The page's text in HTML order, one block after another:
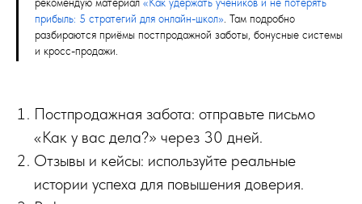
прибыль: 5 стратегий для онлайн-школ» . Там подробно
разбираются приёмы постпродажной заботы, бонусные системы
и кросс-продажи.
Постпродажная забота: отправьте письмо
«Как у вас дела?» через 30 дней.
Отзывы и кейсы: используйте реальные
истории успеха для повышения доверия.